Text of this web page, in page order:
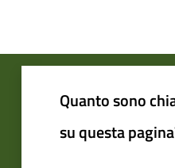
Quanto sono
su questa